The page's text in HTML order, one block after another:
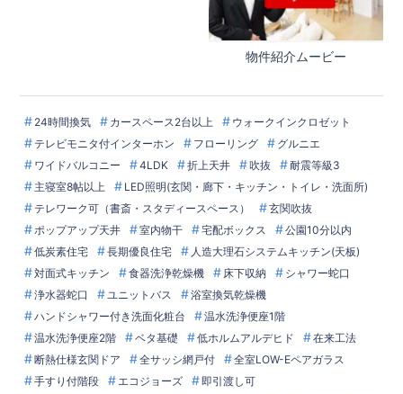
24時間換気 カースペース2台以上
ウォークインクロゼット
テレビモニタ付インターホン
フローリング
グルニエ
ワイドバルコニー
4LDK 折上天井 吹抜
耐震等級3
主寝室8帖以上
LED照明(玄関・廊下・キッチン・トイレ・洗面所)
テレワーク可（書斎・スタディースペース）
玄関吹抜
ポップアップ天井
室内物干 宅配ボックス
公園10分以内
低炭素住宅
長期優良住宅
人造大理石システムキッチン(天板)
対面式キッチン
食器洗浄乾燥機 床下収納
シャワー蛇口
浄水器蛇口
ユニットバス
浴室換気乾燥機
ハンドシャワー付き洗面化粧台
温水洗浄便座1階
温水洗浄便座2階
ベタ基礎 低ホルムアルデヒド
在来工法
断熱仕様玄関ドア
全サッシ網戸付
全室LOW-Eペアガラス
手すり付階段
エコジョーズ
即引渡し可
物件紹介ムービー